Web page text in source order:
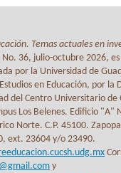
Temas actuales en
No. 36, julio-octubre 2026,
por la Universidad de
en Educación, por la
del Centro Universitario de
Los Belenes. Edificio "A"
Norte. C.P. 45100.
ext. 23604 y/o 23490.
y